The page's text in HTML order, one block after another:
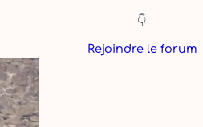
👇
Rejoindre le forum